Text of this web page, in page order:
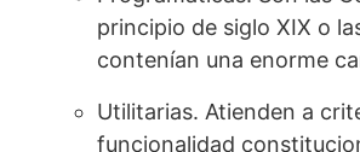
principio de siglo XIX o
contenían una enorme
Utilitarias. Atienden a
funcionalidad